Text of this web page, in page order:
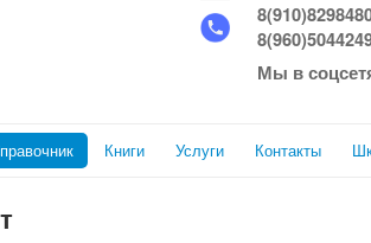
Мы в
Книги Услуги Контакты